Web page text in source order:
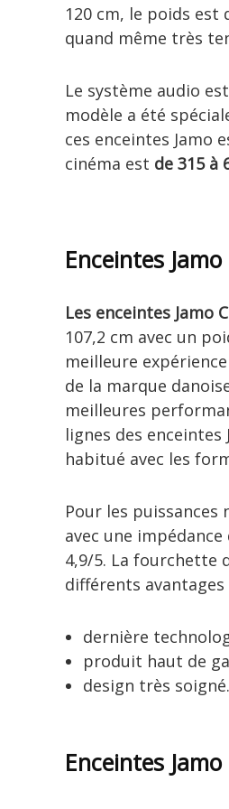
120 cm, le poids
quand même très
Le système audio
modèle a été
ces enceintes Jamo
cinéma est de 315 à
Enceintes
Les enceintes Jamo
107,2 cm avec un
meilleure
de la marque
meilleures
lignes des
habitué avec les
Pour les
avec une
4,9/5. La fourchette
différents avantages
dernière
produit haut de
design très soigné.
Enceintes